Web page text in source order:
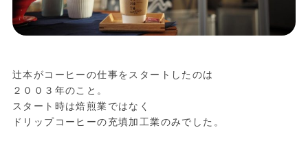
辻本がコーヒーの仕事をスタートしたのは
２００３年のこと。
スタート時は焙煎業ではなく
ドリップコーヒーの充填加工業のみでした。